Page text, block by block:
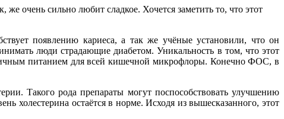
очень сильно любит сладкое. Хочется заметить то, что этот
появлению кариеса, а так же учёные установили, что он
люди страдающие диабетом. Уникальность в том, что этот
питанием для всей кишечной микрофлоры. Конечно ФОС, в
Такого рода препараты могут поспособствовать улучшению
холестерина остаётся в норме. Исходя из вышесказанного, этот